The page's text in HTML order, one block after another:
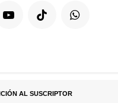
AL SUSCRIPTOR